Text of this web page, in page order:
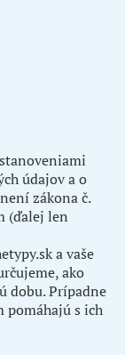
údajov a o
zákona č.
(ďalej len
a vaše
ako
dobu. Prípadne
pomáhajú s ich